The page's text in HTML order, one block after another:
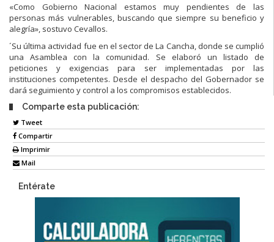
«Como Gobierno Nacional estamos muy pendientes de las
personas más vulnerables, buscando que siempre su beneficio y
alegría», sostuvo Cevallos.
´Su última actividad fue en el sector de La Cancha, donde se cumplió
una Asamblea con la comunidad. Se elaboró un listado de
peticiones y exigencias para ser implementadas por las
instituciones competentes. Desde el despacho del Gobernador se
dará seguimiento y control a los compromisos establecidos.
Comparte esta publicación:
Tweet
Compartir
Imprimir
Mail
Entérate